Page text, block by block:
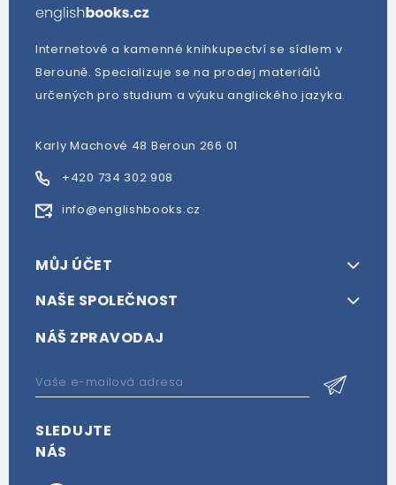
Internetové a kamenné knihkupectví se sídlem v
Berouně. Specializuje se na prodej materiálů
určených pro studium a výuku anglického jazyka.
Karly Machové 48 Beroun 266 01
+420 734 302 908
info@englishbooks.cz
MŮJ ÚČET
NAŠE SPOLEČNOST
NÁŠ ZPRAVODAJ
SLEDUJTE
NÁS